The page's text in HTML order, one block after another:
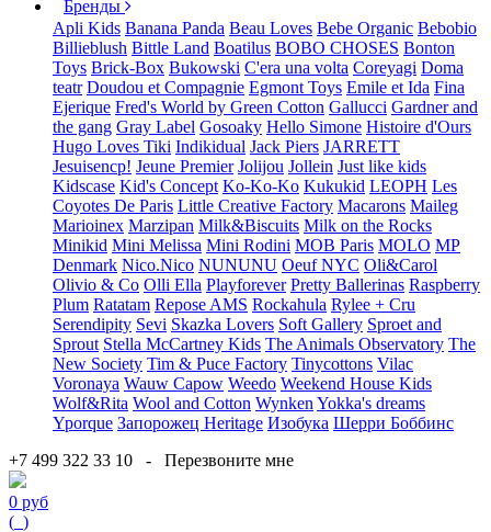
Бренды
Apli Kids Banana Panda Beau Loves Bebe Organic Bebobio
Billieblush Bittle Land Boatilus BOBO CHOSES Bonton
Toys Brick-Box Bukowski C'era una volta Coreyagi Doma
teatr Doudou et Compagnie Egmont Toys Emile et Ida Fina
Ejerique Fred's World by Green Cotton Gallucci Gardner and
the gang Gray Label Gosoaky Hello Simone Histoire d'Ours
Hugo Loves Tiki Indikidual Jack Piers JARRETT
Jesuisencp! Jeune Premier Jolijou Jollein Just like kids
Kidscase Kid's Concept Ko-Ko-Ko Kukukid LEOPH Les
Coyotes De Paris Little Creative Factory Macarons Maileg
Marioinex Marzipan Milk&Biscuits Milk on the Rocks
Minikid Mini Melissa Mini Rodini MOB Paris MOLO MP
Denmark Nico.Nico NUNUNU Oeuf NYC Oli&Carol
Olivio & Co Olli Ella Playforever Pretty Ballerinas Raspberry
Plum Ratatam Repose AMS Rockahula Rylee + Cru
Serendipity Sevi Skazka Lovers Soft Gallery Sproet and
Sprout Stella McCartney Kids The Animals Observatory The
New Society Tim & Puce Factory Tinycottons Vilac
Voronaya Wauw Capow Weedo Weekend House Kids
Wolf&Rita Wool and Cotton Wynken Yokka's dreams
Yporque Запорожец Heritage Изобука Шерри Боббинс
+7 499 322 33 10 - Перезвоните мне
0 руб
( )